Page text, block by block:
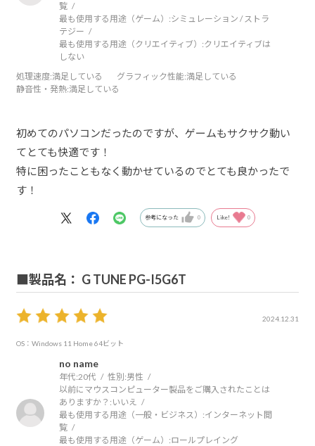
覧
最も使用する用途（ゲーム）:シミュレーション / ストラ
テジー
最も使用する用途（クリエイティブ）:クリエイティブは
しない
処理速度:満足している グラフィック性能:満足している
静音性・発熱:満足している
初めてのパソコンだったのですが、ゲームもサクサク動い
てとても快適です！
特に困ったこともなく動かせているのでとても良かったで
す！
参考になった 0 Like! 0
■製品名： G TUNE PG-I5G6T
2024.12.31
OS：Windows 11 Home 64ビット
no name
年代:20代 性別:男性
以前にマウスコンピューター製品をご購入されたことは
ありますか？: いいえ
最も使用する用途（一般・ビジネス）:インターネット閲
覧
最も使用する用途（ゲーム）:ロールプレイング